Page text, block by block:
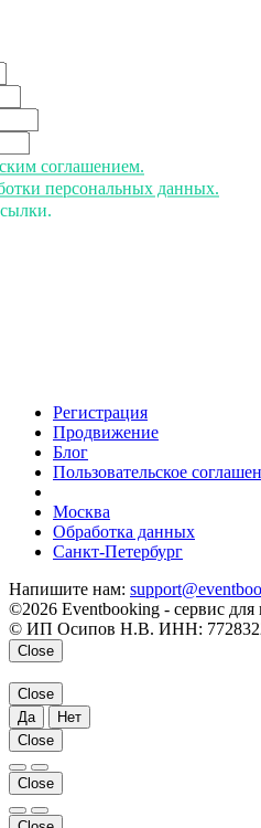
соглашением.
персональных данных.
Регистрация
Продвижение
Блог
Пользовательское
Москва
Обработка данных
Санкт-Петербург
Напишите нам:
©2026 Eventbooking - сервис
© ИП Осипов Н.В. ИНН:
Close
Close
Да
Нет
Close
Close